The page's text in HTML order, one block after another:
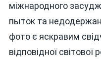
міжнародного
пыток та
фото є яскравим
відповідної світової